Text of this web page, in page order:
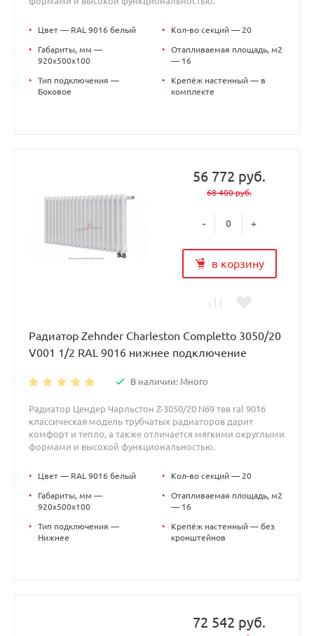
• Цвет — RAL 9016 белый
•
Габариты, мм —
920x500x100
•
Тип подключения —
Боковое
• Кол-во секций — 20
•
Отапливаемая площадь, м2
— 16
•
Крепёж настенный — в
комплекте
56 772 руб.
68 400 руб.
- +
в корзину
Радиатор Zehnder Charleston Completto 3050/20
V001 1/2 RAL 9016 нижнее подключение
В наличии: Много
Радиатор Цендер Чарльстон Z-3050/20 N69 твв ral 9016
классическая модель трубчатых радиаторов дарит
комфорт и тепло, а также отличается мягкими округлыми
формами и высокой функциональностью.
• Цвет — RAL 9016 белый
•
Габариты, мм —
920x500x100
•
Тип подключения —
Нижнее
• Кол-во секций — 20
•
Отапливаемая площадь, м2
— 16
•
Крепёж настенный — без
кронштейнов
72 542 руб.